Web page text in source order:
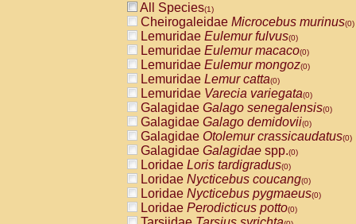
All Species(1)
Cheirogaleidae Microcebus murinus(0)
Lemuridae Eulemur fulvus(0)
Lemuridae Eulemur macaco(0)
Lemuridae Eulemur mongoz(0)
Lemuridae Lemur catta(0)
Lemuridae Varecia variegata(0)
Galagidae Galago senegalensis(0)
Galagidae Galago demidovii(0)
Galagidae Otolemur crassicaudatus(0)
Galagidae Galagidae spp.(0)
Loridae Loris tardigradus(0)
Loridae Nycticebus coucang(0)
Loridae Nycticebus pygmaeus(0)
Loridae Perodicticus potto(0)